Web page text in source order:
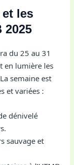
les
2025
du 25 au 31
en lumière les
semaine est
et variées :
dénivelé
sauvage et